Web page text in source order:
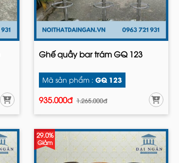
Ghế quầy bar trám GQ 123
Mã sản phẩm : GQ 123
935.000đ 1.265.000đ
29.0%
Giảm